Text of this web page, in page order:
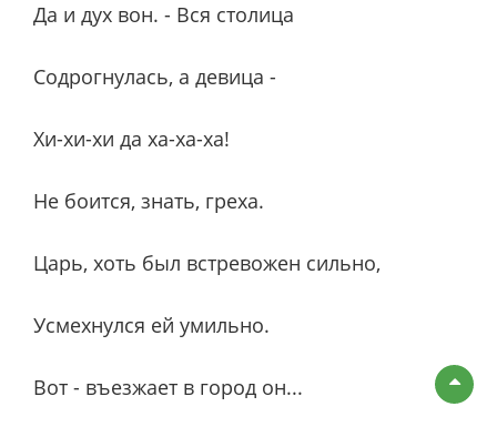
Да и дух вон. - Вся столица
Содрогнулась, а девица -
Хи-хи-хи да ха-ха-ха!
Не боится, знать, греха.
Царь, хоть был встревожен сильно,
Усмехнулся ей умильно.
Вот - въезжает в город он...